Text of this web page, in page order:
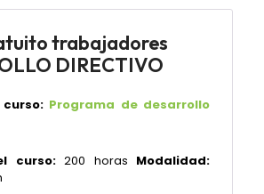
trabajadores
DIRECTIVO
Programa de desarrollo
curso:200 horas Modalidad: